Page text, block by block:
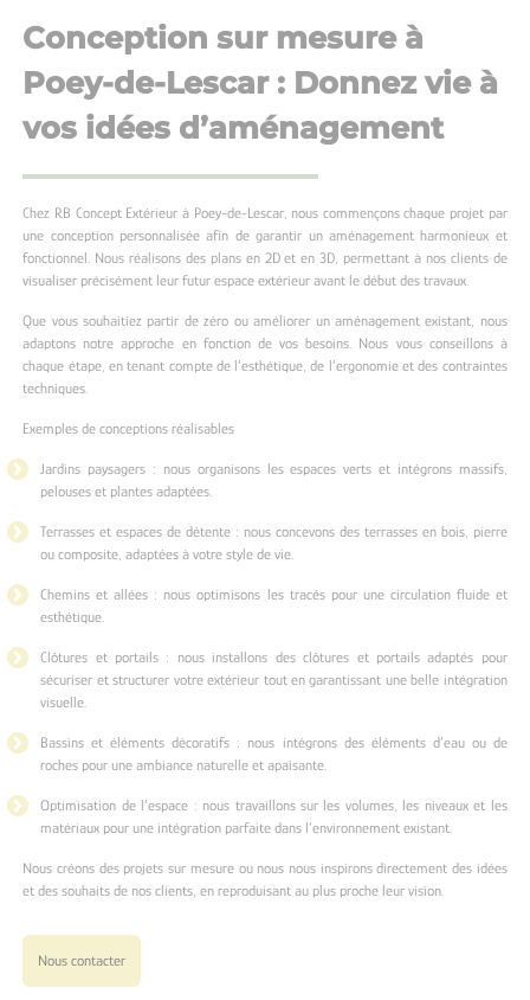
Conception sur mesure à
Poey-de-Lescar : Donnez vie à
vos idées d’aménagement
Chez RB Concept Extérieur à Poey-de-Lescar, nous commençons chaque projet par
une conception personnalisée afin de garantir un aménagement harmonieux et
fonctionnel. Nous réalisons des plans en 2D et en 3D, permettant à nos clients de
visualiser précisément leur futur espace extérieur avant le début des travaux.
Que vous souhaitiez partir de zéro ou améliorer un aménagement existant, nous
adaptons notre approche en fonction de vos besoins. Nous vous conseillons à
chaque étape, en tenant compte de l’esthétique, de l’ergonomie et des contraintes
techniques.
Exemples de conceptions réalisables
Jardins paysagers : nous organisons les espaces verts et intégrons massifs,
pelouses et plantes adaptées.
Terrasses et espaces de détente : nous concevons des terrasses en bois, pierre
ou composite, adaptées à votre style de vie.
Chemins et allées : nous optimisons les tracés pour une circulation fluide et
esthétique.
Clôtures et portails : nous installons des clôtures et portails adaptés pour
sécuriser et structurer votre extérieur tout en garantissant une belle intégration
visuelle.
Bassins et éléments décoratifs : nous intégrons des éléments d’eau ou de
roches pour une ambiance naturelle et apaisante.
Optimisation de l’espace : nous travaillons sur les volumes, les niveaux et les
matériaux pour une intégration parfaite dans l’environnement existant.
Nous créons des projets sur mesure ou nous nous inspirons directement des idées
et des souhaits de nos clients, en reproduisant au plus proche leur vision.
Nous contacter